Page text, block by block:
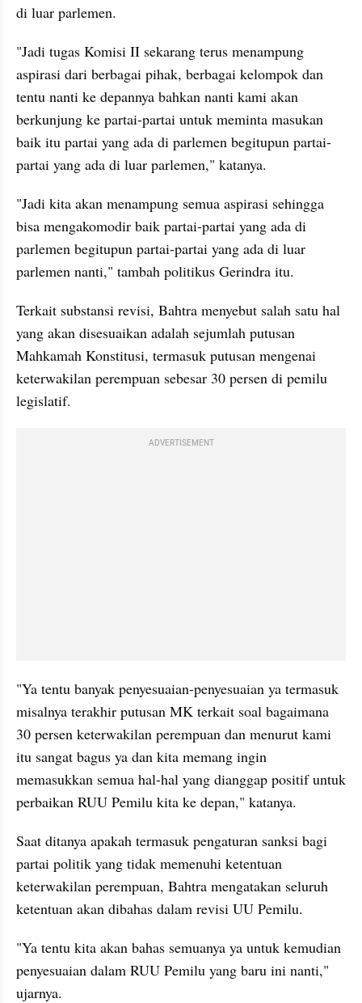
di luar parlemen.
"Jadi tugas Komisi II sekarang terus menampung
aspirasi dari berbagai pihak, berbagai kelompok dan
tentu nanti ke depannya bahkan nanti kami akan
berkunjung ke partai-partai untuk meminta masukan
baik itu partai yang ada di parlemen begitupun partai-
partai yang ada di luar parlemen," katanya.
"Jadi kita akan menampung semua aspirasi sehingga
bisa mengakomodir baik partai-partai yang ada di
parlemen begitupun partai-partai yang ada di luar
parlemen nanti," tambah politikus Gerindra itu.
Terkait substansi revisi, Bahtra menyebut salah satu hal
yang akan disesuaikan adalah sejumlah putusan
Mahkamah Konstitusi, termasuk putusan mengenai
keterwakilan perempuan sebesar 30 persen di pemilu
legislatif.
ADVERTISEMENT
"Ya tentu banyak penyesuaian-penyesuaian ya termasuk
misalnya terakhir putusan MK terkait soal bagaimana
30 persen keterwakilan perempuan dan menurut kami
itu sangat bagus ya dan kita memang ingin
memasukkan semua hal-hal yang dianggap positif untuk
perbaikan RUU Pemilu kita ke depan," katanya.
Saat ditanya apakah termasuk pengaturan sanksi bagi
partai politik yang tidak memenuhi ketentuan
keterwakilan perempuan, Bahtra mengatakan seluruh
ketentuan akan dibahas dalam revisi UU Pemilu.
"Ya tentu kita akan bahas semuanya ya untuk kemudian
penyesuaian dalam RUU Pemilu yang baru ini nanti,"
ujarnya.